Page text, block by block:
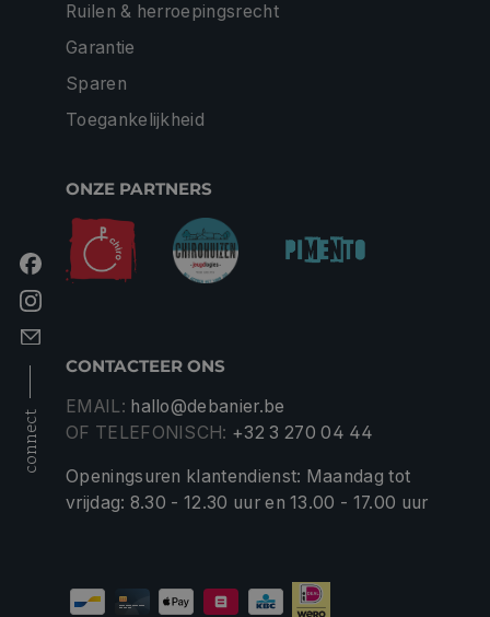
connect
Ruilen & herroepingsrecht
Garantie
Sparen
Toegankelijkheid
ONZE PARTNERS
CONTACTEER ONS
EMAIL: hallo@debanier.be
OF TELEFONISCH: +32 3 270 04 44
Openingsuren klantendienst: Maandag tot
vrijdag: 8.30 - 12.30 uur en 13.00 - 17.00 uur